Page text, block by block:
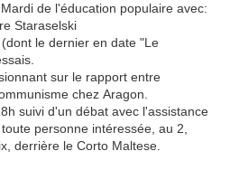
de l'éducation populaire avec:
Staraselski
le dernier en date "Le
sur le rapport entre
chez Aragon.
suivi d'un débat avec l'assistance
personne intéressée, au 2,
derrière le Corto Maltese.